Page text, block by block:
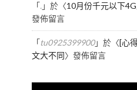
「.」於〈10月份千元以下
發佈留言
「tu0925399900」於〈[心
文大不同〉發佈留言